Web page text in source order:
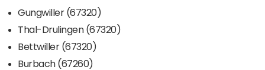
Gungwiller (67320)
Thal-Drulingen (67320)
Bettwiller (67320)
Burbach (67260)